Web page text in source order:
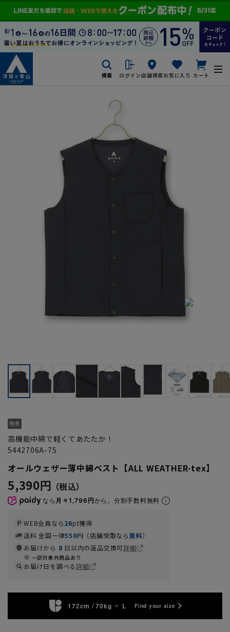
検索 ログイン店舗検索お気に入り カート
高機能中綿で軽くてあたたか！
5442706A-75
オールウェザー薄中綿ベスト【ALL WEATHER-tex】
5,390円
なら 月々1,796円から。分割手数料無料
WEB会員なら26pt獲得
送料 全国一律550円（店舗受取なら無料）
お届けから 8 日以内の返品交換可詳細
一部対象外商品あり
お届け日を調べる詳細
172cm / 70kg L Find your size